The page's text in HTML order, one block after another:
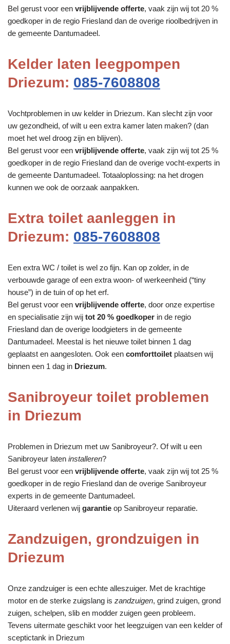
Bel gerust voor een vrijblijvende offerte, vaak zijn wij tot 20 %
goedkoper in de regio Friesland dan de overige rioolbedrijven in
de gemeente Dantumadeel.
Kelder laten leegpompen
Driezum: 085-7608808
Vochtproblemen in uw kelder in Driezum. Kan slecht zijn voor
uw gezondheid, of wilt u een extra kamer laten maken? (dan
moet het wel droog zijn en blijven).
Bel gerust voor een vrijblijvende offerte, vaak zijn wij tot 25 %
goedkoper in de regio Friesland dan de overige vocht-experts in
de gemeente Dantumadeel. Totaaloplossing: na het drogen
kunnen we ook de oorzaak aanpakken.
Extra toilet aanleggen in
Driezum: 085-7608808
Een extra WC / toilet is wel zo fijn. Kan op zolder, in de
verbouwde garage of een extra woon- of werkeenheid (“tiny
house”) in de tuin of op het erf.
Bel gerust voor een vrijblijvende offerte, door onze expertise
en specialisatie zijn wij tot 20 % goedkoper in de regio
Friesland dan de overige loodgieters in de gemeente
Dantumadeel. Meestal is het nieuwe toilet binnen 1 dag
geplaatst en aangesloten. Ook een comforttoilet plaatsen wij
binnen een 1 dag in Driezum.
Sanibroyeur toilet problemen
in Driezum
Problemen in Driezum met uw Sanibroyeur?. Of wilt u een
Sanibroyeur laten installeren?
Bel gerust voor een vrijblijvende offerte, vaak zijn wij tot 25 %
goedkoper in de regio Friesland dan de overige Sanibroyeur
experts in de gemeente Dantumadeel.
Uiteraard verlenen wij garantie op Sanibroyeur reparatie.
Zandzuigen, grondzuigen in
Driezum
Onze zandzuiger is een echte alleszuiger. Met de krachtige
motor en de sterke zuigslang is zandzuigen, grind zuigen, grond
zuigen, schelpen, slib en modder zuigen geen probleem.
Tevens uitermate geschikt voor het leegzuigen van een kelder of
sceptictank in Driezum